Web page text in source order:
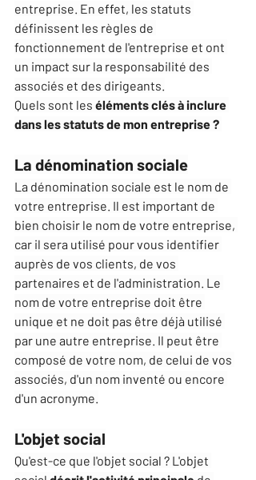
entreprise. En effet, les statuts
définissent les règles de
fonctionnement de l'entreprise et ont
un impact sur la responsabilité des
associés et des dirigeants.
Quels sont les éléments clésà inclure
dans les statuts de mon entreprise ?
La dénomination sociale
La dénomination sociale est le nom de
votre entreprise. Il est important de
bien choisir le nom de votre entreprise,
car il sera utilisé pour vous identifier
auprès de vos clients, de vos
partenaires et de l'administration. Le
nom de votre entreprise doit être
unique et ne doit pas être déjà utilisé
par une autre entreprise. Il peut être
composé de votre nom, de celui de vos
associés, d'un nom inventé ou encore
d'un acronyme.
L'objet social
Qu'est-ce que l'objet social ? L'objet